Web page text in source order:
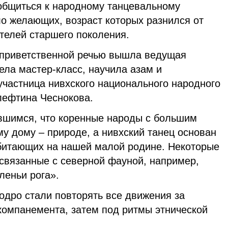
к народному танцевальному
желающих, возраст которых разнился от
старшего поколения.
речью вышла ведущая
мастер-класс, научила азам и
нивхского национального народного
Чеснокова.
что коренные народы с большим
дому – природе, а нивхский танец основан
на нашей малой родине. Некоторые
с северной фауной, например,
рога».
стали повторять все движения за
затем под ритмы этнической